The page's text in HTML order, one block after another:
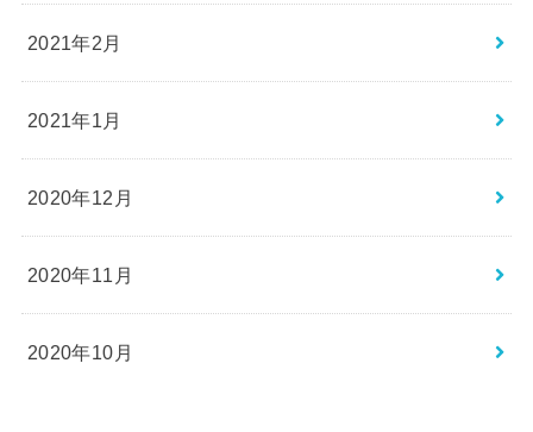
2021年2月
2021年1月
2020年12月
2020年11月
2020年10月